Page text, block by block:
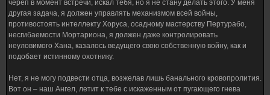
череп в момент встречи, искал тебя, но я не стану делать этого. У меня
другая задача, я должен управлять механизмом всей войны,
противостоять интеллекту Хоруса, осадному мастерству Пертурабо,
несгибаемости Мортариона, я должен даже контролировать
неуловимого Хана, казалось ведущего свою собственную войну, как и
подобает истинному охотнику.
Нет, я не могу подвести отца, возжелав лишь банального кровопролития.
Вот он – наш Ангел, летит к тебе с искаженным от пугающего гнева